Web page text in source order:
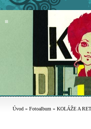
Úvod » Fotoalbum » KOLÁŽE A